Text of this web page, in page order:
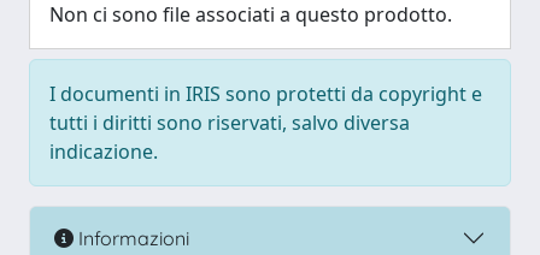
Non ci sono file associati a questo prodotto.
I documenti in IRIS sono protetti da copyright e
tutti i diritti sono riservati, salvo diversa
indicazione.
Informazioni